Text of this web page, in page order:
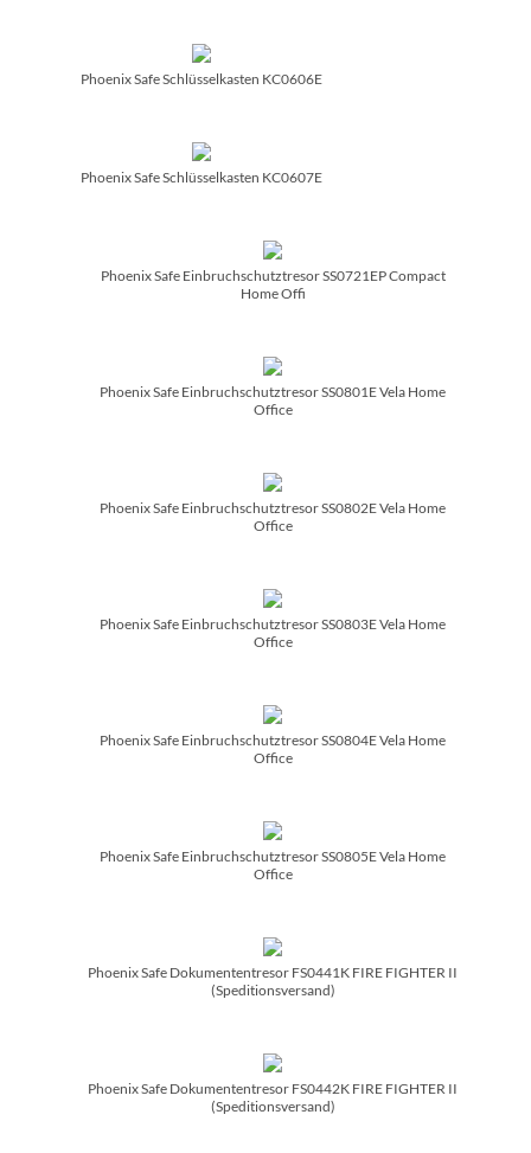
Phoenix Safe Schlüsselkasten KC0606E
Phoenix Safe Schlüsselkasten KC0607E
Phoenix Safe Einbruchschutztresor SS0721EP Compact
Home Offi
Phoenix Safe Einbruchschutztresor SS0801E Vela Home
Office
Phoenix Safe Einbruchschutztresor SS0802E Vela Home
Office
Phoenix Safe Einbruchschutztresor SS0803E Vela Home
Office
Phoenix Safe Einbruchschutztresor SS0804E Vela Home
Office
Phoenix Safe Einbruchschutztresor SS0805E Vela Home
Office
Phoenix Safe Dokumententresor FS0441K FIRE FIGHTER II
(Speditionsversand)
Phoenix Safe Dokumententresor FS0442K FIRE FIGHTER II
(Speditionsversand)